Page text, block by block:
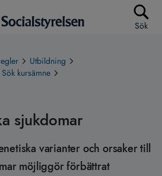
Sök
Utbildning
Sök kursämne
sjukdomar
varianter och orsaker till
möjliggör förbättrat